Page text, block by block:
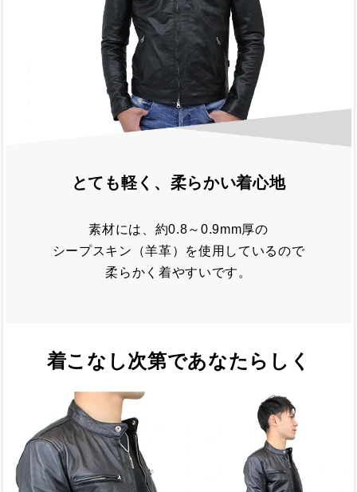
とても軽く、柔らかい着心地
素材には、約0.8～0.9mm厚の
シープスキン（羊革）を使用しているので
柔らかく着やすいです。
着こなし次第であなたらしく